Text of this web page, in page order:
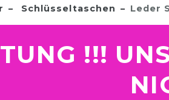
Schlüsseltaschen Leder
!!!